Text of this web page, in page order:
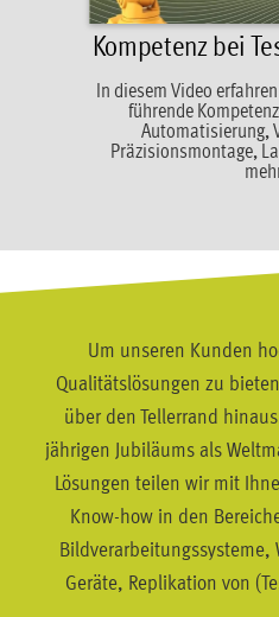
Kompetenz bei
In diesem Video
führende
Automatisierung,
Präzisionsmontage,
Um unseren Kunden
Qualitätslösungen zu
über den Tellerrand
jährigen Jubiläums als
Lösungen teilen wir mit
Know-how in den
Bildverarbeitungssysteme,
Geräte, Replikation von